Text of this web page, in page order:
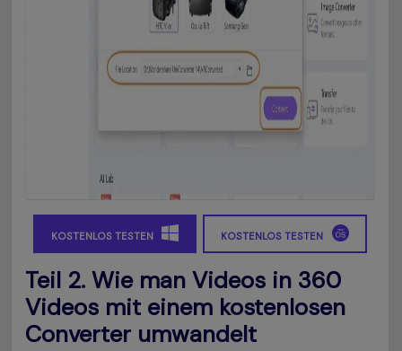
KOSTENLOS TESTEN KOSTENLOS TESTEN
Teil 2. Wie man Videos in 360
Videos mit einem kostenlosen
Converter umwandelt